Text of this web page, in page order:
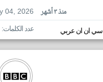
04, 2026
منذ ٣ أشهر
سي ان ان عربي عدد الكلمات: ٢٣١